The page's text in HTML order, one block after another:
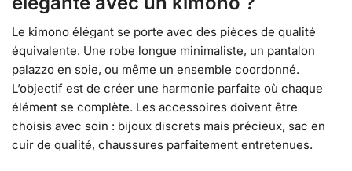
Le kimono élégant se porte avec des pièces de qualité
équivalente. Une robe longue minimaliste, un pantalon
palazzo en soie, ou même un ensemble coordonné.
L’objectif est de créer une harmonie parfaite où chaque
élément se complète. Les accessoires doivent être
choisis avec soin : bijoux discrets mais précieux, sac en
cuir de qualité, chaussures parfaitement entretenues.